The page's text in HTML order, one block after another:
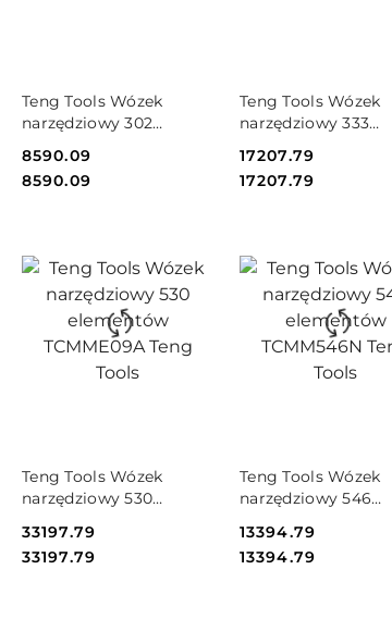
Teng Tools Wózek
narzędziowy 302
Cena:
8590.09
Cena:
8590.09
DO KOSZYKA
Teng Tools Wózek
narzędziowy 333
Teng Tools
Cena:
17207.79
Cena:
17207.79
DO KOSZYKA
Teng Tools Wózek
narzędziowy 530
Teng Tools
Cena:
33197.79
Cena:
33197.79
DO KOSZYKA
Teng Tools Wózek
narzędziowy 546
Teng Tools
Cena:
13394.79
Cena:
13394.79
DO KOSZYKA